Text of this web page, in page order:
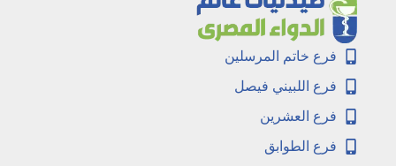
فرع خاتم المرسلين
فرع اللبيني فيصل
فرع العشرين
فرع الطوابق